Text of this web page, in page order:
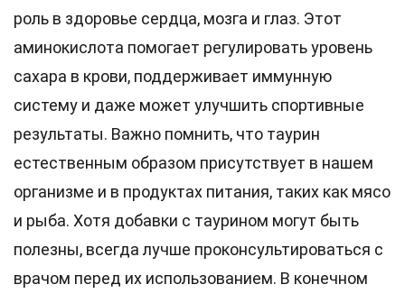
роль в здоровье сердца, мозга и глаз. Этот
аминокислота помогает регулировать уровень
сахара в крови, поддерживает иммунную
систему и даже может улучшить спортивные
результаты. Важно помнить, что таурин
естественным образом присутствует в нашем
организме и в продуктах питания, таких как мясо
и рыба. Хотя добавки с таурином могут быть
полезны, всегда лучше проконсультироваться с
врачом перед их использованием. В конечном